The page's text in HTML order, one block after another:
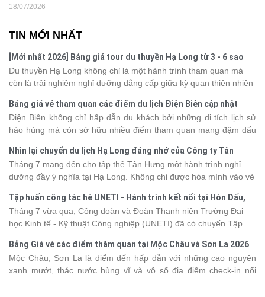
18/07/2026
TIN MỚI NHẤT
[Mới nhất 2026] Bảng giá tour du thuyền Hạ Long từ 3 - 6 sao
Du thuyền Hạ Long không chỉ là một hành trình tham quan mà
còn là trải nghiệm nghỉ dưỡng đẳng cấp giữa kỳ quan thiên nhiên
khác nhau, khiến nhiều du khách băn khoăn khi lựa chọn. Bài viết
dưới đây sẽ cập nhật bảng giá tour du thuyền Hạ Long mới nhất
2026 từ 3 - 6 sao, giúp bạn dễ dàng so sánh và tìm được hành
trình phù hợp với nhu cầu cũng như ngân sách.
Bảng giá vé tham quan các điểm du lịch Điện Biên cập nhật
2026
Điện Biên không chỉ hấp dẫn du khách bởi những di tích lịch sử
hào hùng mà còn sở hữu nhiều điểm tham quan mang đậm dấu
phá vùng đất này, việc cập nhật trước giá vé sẽ giúp bạn chủ
động hơn trong lịch trình và chi phí. Cùng Vietsense Travel tham
khảo bảng giá vé tham quan các điểm du lịch Điện Biênmới nhất
năm 2026 ngay dưới đây.
Nhìn lại chuyến du lịch Hạ Long đáng nhớ của Công ty Tân
Hưng 2026
Tháng 7 mang đến cho tập thể Tân Hưng một hành trình nghỉ
dưỡng đầy ý nghĩa tại Hạ Long. Không chỉ được hòa mình vào vẻ
kết, sẻ chia và lưu giữ nhiều khoảnh khắc đáng nhớ. Hãy cùng
nhìn lại chuyến đi ngập tràn niềm vui và những trải nghiệm khó
quên.
Tập huấn công tác hè UNETI - Hành trình kết nối tại Hòn Dấu,
Đồ Sơn
Tháng 7 vừa qua, Công đoàn và Đoàn Thanh niên Trường Đại
học Kinh tế - Kỹ thuật Công nghiệp (UNETI) đã có chuyến Tập
chỉ là dịp nâng cao kỹ năng và chia sẻ kinh nghiệm công tác,
chương trình còn mang đến những hoạt động giao lưu sôi nổi,
góp phần gắn kết tập thể và lưu giữ nhiều kỷ niệm đáng nhớ.
Bảng Giá vé các điểm thăm quan tại Mộc Châu và Sơn La 2026
Mộc Châu, Sơn La là điểm đến hấp dẫn với những cao nguyên
xanh mướt, thác nước hùng vĩ và vô số địa điểm check-in nổi